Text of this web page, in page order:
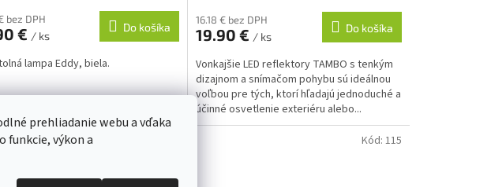
prehliadanie webu a vďaka
funkcie, výkon a
bez DPH
€ / ks
Do košíka
lampa Eddy, biela.
16.18 € bez DPH
19.90 € / ks
Do košíka
Vonkajšie LED reflektory TAMBO s tenkým
dizajnom a snímačom pohybu sú ideálnou
voľbou pre tých, ktorí hľadajú jednoduché a
účinné osvetlenie exteriéru alebo...
Kód: 115